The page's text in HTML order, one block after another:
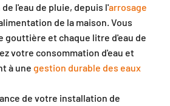
l'eau de pluie, depuis l'arrosage
de la maison. Vous
gouttière et chaque litre d'eau de
votre consommation d'eau et
à une gestion durable des eaux
de votre installation de